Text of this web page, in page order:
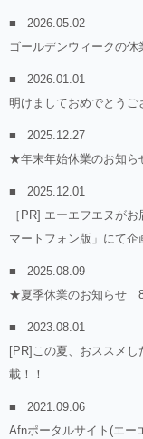
2026.05.02
ゴールデンウィークの休
2026.01.01
明けましておめでとうご
2025.12.27
★年末年始休業のお知ら
2025.12.01
［PR] エーエフエヌが
マートフォン版」にて企
2025.08.09
★夏季休業のお知らせ
2023.08.01
[PR]この夏、おススメ
載！！
2021.09.06
Afnポータルサイト(エ